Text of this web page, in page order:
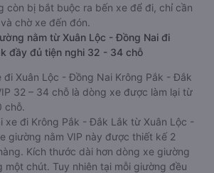
còn bị bắt buộc ra bến xe để đi, chỉ cần
chờ xe đến đón.
nằm từ Xuân Lộc - Đồng Nai đi
đầy đủ tiện nghi 32 - 34 chỗ
đi Xuân Lộc - Đồng Nai Krông Pắk - Đắk
32 – 34 chỗ là dòng xe được làm lại từ
chỗ.
xe đi Krông Pắk - Đắk Lắk từ Xuân Lộc -
giường nằm VIP này được thiết kế 2
Kích thước dài hơn dòng xe giường
một chút. Tuy nhiên tại mỗi giường đều